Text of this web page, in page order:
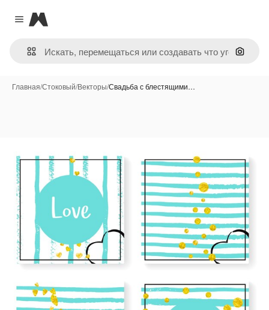
Close menu
Magnific
Поиск
Главная/Стоковый/Векторы/Свадьба с блестящими…